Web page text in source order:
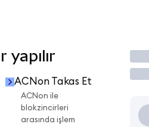
ACNon Takas Et
ACNon ile
blokzincirleri
arasında işlem